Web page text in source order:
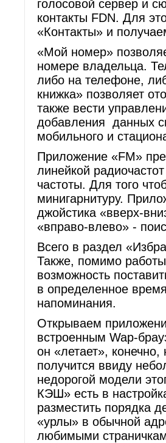
голосовой сервер и
контакты FDN. Для
«Контакты» и
«Мой номер»
номере владельца.
либо на телефоне,
книжка» позволяет
также вести
добавления данных
мобильного и
Приложение «FM»
линейкой
частоты. Для того
минигарнитуру.
джойстика «вверх-
«вправо-влево» -
Всего в раздел
Также, помимо
возможность
в определенное
напоминания.
Открываем
встроенным Wap-
он «летает», конечно,
получится ввиду
недорогой модели
КЭШ» есть в
разместить порядка
«урлы» в обычной
любимыми